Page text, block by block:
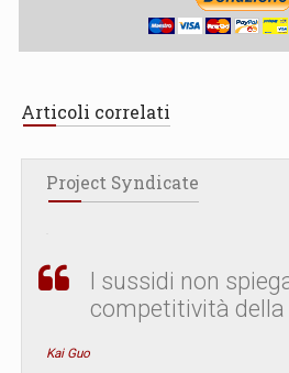
Articoli correlati
Project Syndicate
I sussidi non
competitività della
Kai Guo